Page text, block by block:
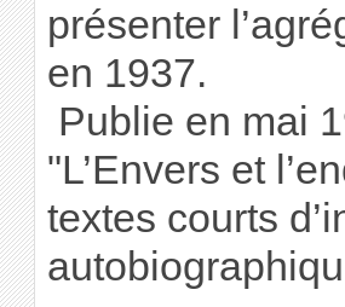
présenter
en 1937.
Publie en mai
"L’Envers et
textes courts